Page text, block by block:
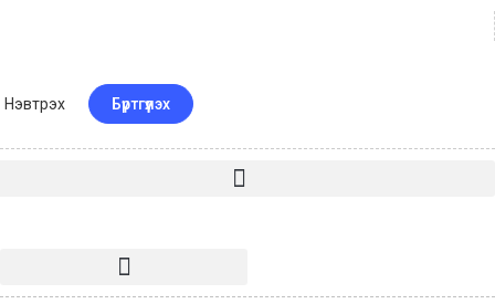
Нэвтрэх Бүртгүүлэх